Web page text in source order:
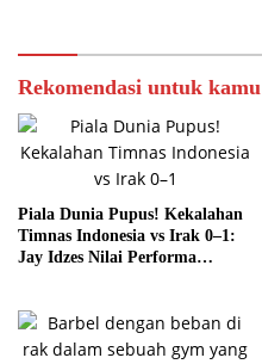
Rekomendasi untuk kamu
Piala Dunia Pupus! Kekalahan
Timnas Indonesia vs Irak 0–1:
Jay Idzes Nilai Performa